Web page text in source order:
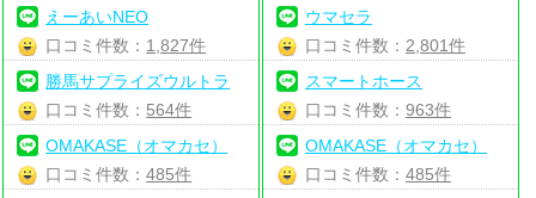
えーあいNEO
口コミ件数： 1,827件
勝馬サプライズウルトラ
口コミ件数： 564件
OMAKASE（オマカセ）
口コミ件数：485件
ウマセラ
口コミ件数： 2,801件
スマートホース
口コミ件数： 963件
OMAKASE（オマカセ）
口コミ件数： 485件